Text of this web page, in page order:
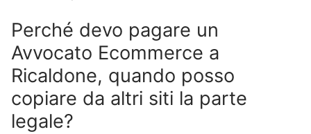
Perché devo pagare un
Avvocato Ecommerce a
Ricaldone, quando posso
copiare da altri siti la parte
legale?